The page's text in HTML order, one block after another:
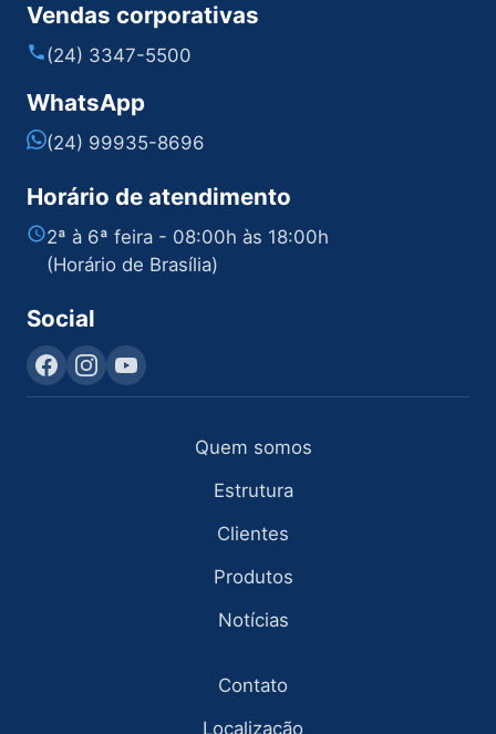
Vendas corporativas
(24) 3347-5500
WhatsApp
(24) 99935-8696
Horário de atendimento
2ª à 6ª feira - 08:00h às 18:00h
(Horário de Brasília)
Social
Quem somos
Estrutura
Clientes
Produtos
Notícias
Contato
Localização